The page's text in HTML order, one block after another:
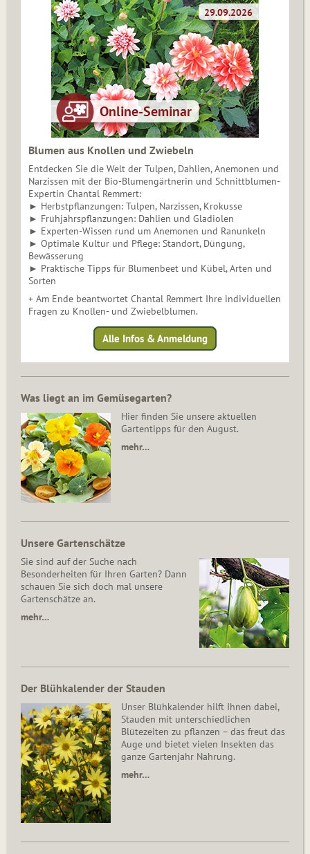
Blumen aus Knollen und Zwiebeln
Entdecken Sie die Welt der Tulpen, Dahlien, Anemonen und
Narzissen mit der Bio-Blumengärtnerin und Schnittblumen-
Expertin Chantal Remmert:
► Herbstpflanzungen: Tulpen, Narzissen, Krokusse
► Frühjahrspflanzungen: Dahlien und Gladiolen
► Experten-Wissen rund um Anemonen und Ranunkeln
► Optimale Kultur und Pflege: Standort, Düngung,
Bewässerung
► Praktische Tipps für Blumenbeet und Kübel, Arten und
Sorten
+ Am Ende beantwortet Chantal Remmert Ihre individuellen
Fragen zu Knollen- und Zwiebelblumen.
Alle Infos & Anmeldung
Was liegt an im Gemüsegarten?
Hier finden Sie unsere aktuellen
Gartentipps für den August.
mehr…
Unsere Gartenschätze
Sie sind auf der Suche nach
Besonderheiten für Ihren Garten? Dann
schauen Sie sich doch mal unsere
Gartenschätze an.
mehr…
Der Blühkalender der Stauden
Unser Blühkalender hilft Ihnen dabei,
Stauden mit unterschiedlichen
Blütezeiten zu pflanzen – das freut das
Auge und bietet vielen Insekten das
ganze Gartenjahr Nahrung.
mehr…